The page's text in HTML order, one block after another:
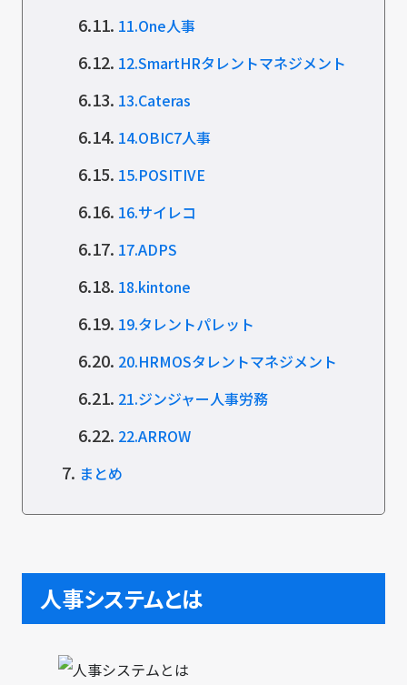
6.11. 11.One人事
6.12. 12.SmartHRタレントマネジメント
6.13. 13.Cateras
6.14. 14.OBIC7人事
6.15. 15.POSITIVE
6.16. 16.サイレコ
6.17. 17.ADPS
6.18. 18.kintone
6.19. 19.タレントパレット
6.20. 20.HRMOSタレントマネジメント
6.21. 21.ジンジャー人事労務
6.22. 22.ARROW
7. まとめ
人事システムとは